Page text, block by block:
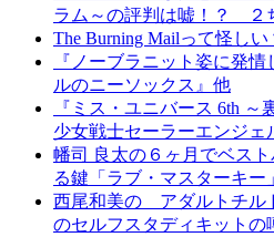
ラム～の評判は嘘！？ ２
The Burning Mailって怪しい
『ノーブラニット姿に発
ルのニーソックス』他
『ミス・ユニバース 6th
少女戦士セーラーエンジェ
幡司 良太の６ヶ月でベス
る鍵「ラブ・マスターキー
西尾和美の アダルトチル
のセルフスタディキットの